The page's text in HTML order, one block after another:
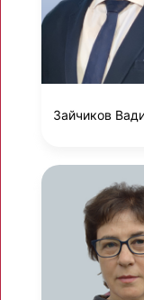
Зайчиков